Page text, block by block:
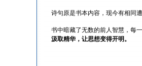
诗句原是书本内容，现今有相同
书中暗藏了无数的前人智慧，每
汲取精华，让思想变得开明。